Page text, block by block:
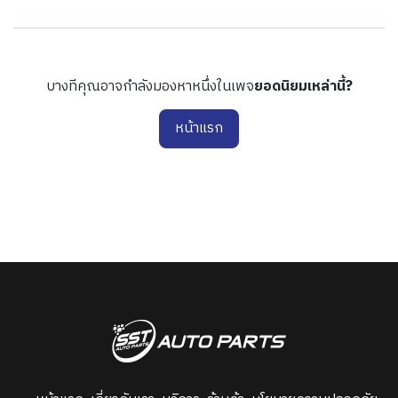
บางทีคุณอาจกำลังมองหาหนึ่งในเพจยอดนิยมเหล่านี้?
หน้าแรก